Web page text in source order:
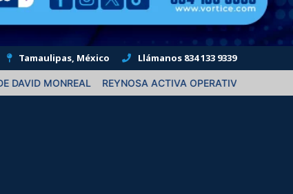
Tamaulipas, México Llámanos 834 133 9339
REYNOSA ACTIVA OPERATIVO POR LLUVIAS Y RESCATA A